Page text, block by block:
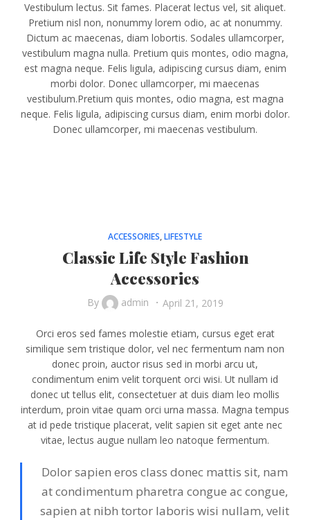
Vestibulum lectus. Sit fames. Placerat lectus vel, sit aliquet.
Pretium nisl non, nonummy lorem odio, ac at nonummy.
Dictum ac maecenas, diam lobortis. Sodales ullamcorper,
vestibulum magna nulla. Pretium quis montes, odio magna,
est magna neque. Felis ligula, adipiscing cursus diam, enim
morbi dolor. Donec ullamcorper, mi maecenas
vestibulum.Pretium quis montes, odio magna, est magna
neque. Felis ligula, adipiscing cursus diam, enim morbi dolor.
Donec ullamcorper, mi maecenas vestibulum.
ACCESSORIES,LIFESTYLE
Classic Life Style Fashion
Accessories
By admin April 21, 2019
Orci eros sed fames molestie etiam, cursus eget erat
similique sem tristique dolor, vel nec fermentum nam non
donec proin, auctor risus sed in morbi arcu ut,
condimentum enim velit torquent orci wisi. Ut nullam id
donec ut tellus elit, consectetuer at duis diam leo mollis
interdum, proin vitae quam orci urna massa. Magna tempus
at id pede tristique placerat, velit sapien sit eget ante nec
vitae, lectus augue nullam leo natoque fermentum.
Dolor sapien eros class donec mattis sit, nam
at condimentum pharetra congue ac congue,
sapien at nibh tortor laboris wisi nullam, velit